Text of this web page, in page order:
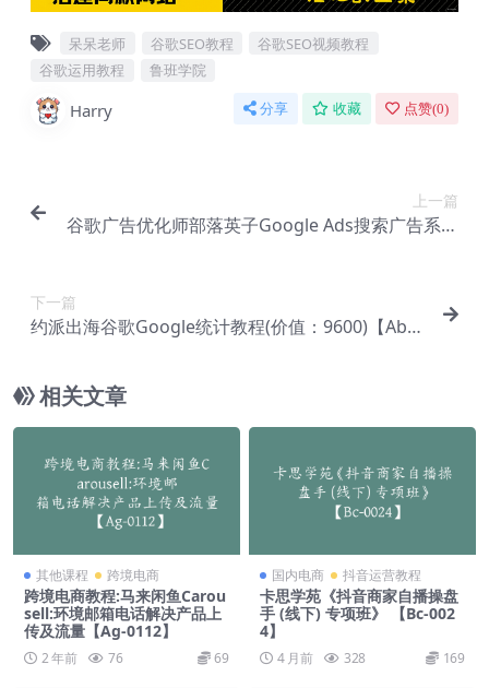
呆呆老师 谷歌SEO教程
谷歌SEO视频教程
谷歌运用教程
鲁班学院
Harry 分享 收藏 点赞(0)
上一篇
谷歌广告优化师部落英子Google Ads搜索广告系列
下一篇
约派出海谷歌Google统计教程(价值：9600)【Ab-0
相关文章
其他课程 跨境电商
跨境电商教程:马来闲鱼Carou
sell:环境邮箱电话解决产品上
传及流量【Ag-0112】
2 年前 76 69
国内电商 抖音运营教程
卡思学苑《抖音商家自播操盘
手 (线下) 专项班》 【Bc-002
4】
4 月前 328 169